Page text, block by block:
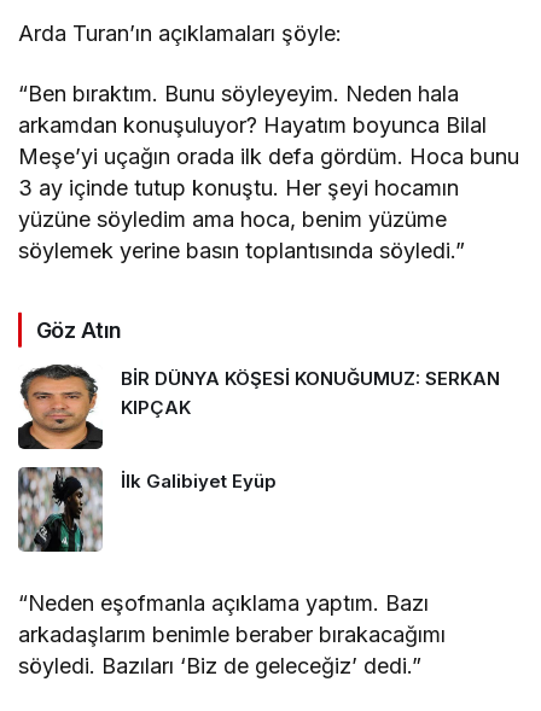
Arda Turan’ın açıklamaları şöyle:
“Ben bıraktım. Bunu söyleyeyim. Neden hala
arkamdan konuşuluyor? Hayatım boyunca Bilal
Meşe’yi uçağın orada ilk defa gördüm. Hoca bunu
3 ay içinde tutup konuştu. Her şeyi hocamın
yüzüne söyledim ama hoca, benim yüzüme
söylemek yerine basın toplantısında söyledi.”
Göz Atın
BİR DÜNYA KÖŞESİ KONUĞUMUZ: SERKAN
KIPÇAK
İlk Galibiyet Eyüp
“Neden eşofmanla açıklama yaptım. Bazı
arkadaşlarım benimle beraber bırakacağımı
söyledi. Bazıları ‘Biz de geleceğiz’ dedi.”